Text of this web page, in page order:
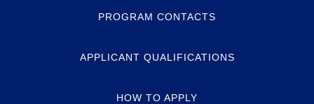
PROGRAM CONTACTS
APPLICANT QUALIFICATIONS
HOW TO APPLY